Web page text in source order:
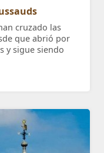
cruzado las
que abrió por
y sigue siendo